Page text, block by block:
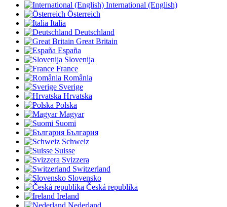
International (English)
Österreich
Italia
Deutschland
Great Britain
España
Slovenija
France
România
Sverige
Hrvatska
Polska
Magyar
Suomi
България
Schweiz
Suisse
Svizzera
Switzerland
Slovensko
Česká republika
Ireland